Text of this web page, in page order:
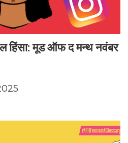
हिंसा: मूड ऑफ द मन्थ नवंबर